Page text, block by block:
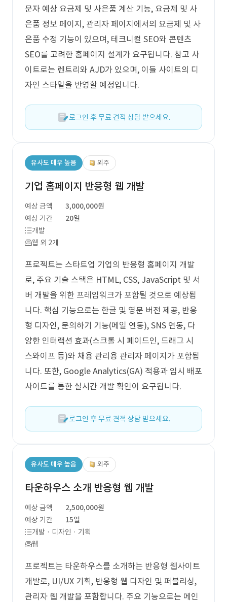
문자 예상 요금제 및 사은품 계산 기능, 요금제 및 사
은품 정보 페이지, 관리자 페이지에서의 요금제 및 사
은품 수정 기능이 있으며, 테크니컬 SEO와 콘텐츠
SEO를 고려한 홈페이지 설계가 요구됩니다. 참고 사
이트로는 렌트리와 AJD가 있으며, 이들 사이트의 디
자인 스타일을 반영할 예정입니다.
로그인 후 무료 견적 상담 받으세요.
유사도 매우 높음 외주
기업 홈페이지 반응형 웹 개발
예상 금액
3,000,000원
예상 기간
20일
개발
웹 외 2개
프로젝트는 스타트업 기업의 반응형 홈페이지 개발
로, 주요 기술 스택은 HTML, CSS, JavaScript 및 서
버 개발을 위한 프레임워크가 포함될 것으로 예상됩
니다. 핵심 기능으로는 한글 및 영문 버전 제공, 반응
형 디자인, 문의하기 기능(메일 연동), SNS 연동, 다
양한 인터랙션 효과(스크롤 시 페이드인, 드래그 시
스와이프 등)와 채용 관리용 관리자 페이지가 포함됩
니다. 또한, Google Analytics(GA) 적용과 임시 배포
사이트를 통한 실시간 개발 확인이 요구됩니다.
로그인 후 무료 견적 상담 받으세요.
유사도 매우 높음 외주
타운하우스 소개 반응형 웹 개발
예상 금액
2,500,000원
예상 기간
15일
개발 · 디자인 · 기획
웹
프로젝트는 타운하우스를 소개하는 반응형 웹사이트
개발로, UI/UX 기획, 반응형 웹 디자인 및 퍼블리싱,
관리자 웹 개발을 포함합니다. 주요 기능으로는 메인